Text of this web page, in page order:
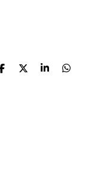
D
D
S
D